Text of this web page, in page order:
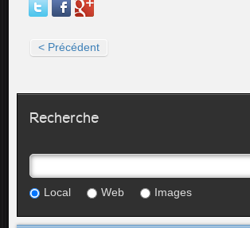
< Précédent
Recherche
Local Web Images